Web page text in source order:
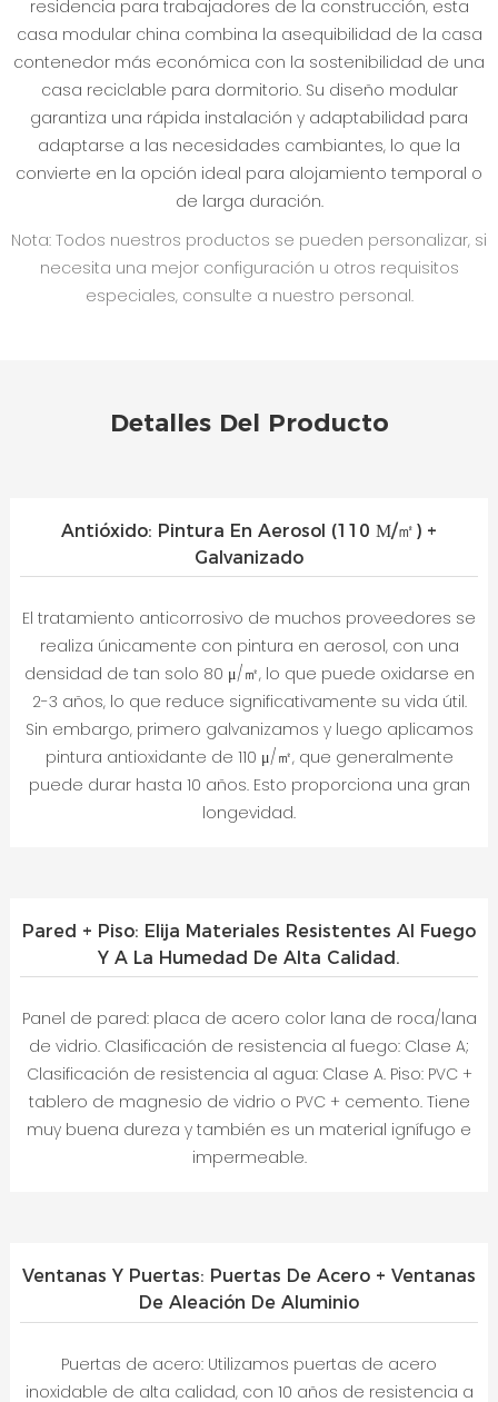
residencia para trabajadores de la construcción, esta
casa modular china combina la asequibilidad de la casa
contenedor más económica con la sostenibilidad de una
casa reciclable para dormitorio. Su diseño modular
garantiza una rápida instalación y adaptabilidad para
adaptarse a las necesidades cambiantes, lo que la
convierte en la opción ideal para alojamiento temporal o
de larga duración.
Nota: Todos nuestros productos se pueden personalizar, si
necesita una mejor configuración u otros requisitos
especiales, consulte a nuestro personal.
Detalles Del Producto
Pared + Piso: Elija Materiales Resistentes Al Fuego
Y A La Humedad De Alta Calidad.
Panel de pared: placa de acero color lana de roca/lana
de vidrio. Clasificación de resistencia al fuego: Clase A;
Clasificación de resistencia al agua: Clase A. Piso: PVC +
tablero de magnesio de vidrio o PVC + cemento. Tiene
muy buena dureza y también es un material ignífugo e
impermeable.
Antióxido: Pintura En Aerosol (110 Μ/㎡) +
Galvanizado
El tratamiento anticorrosivo de muchos proveedores se
realiza únicamente con pintura en aerosol, con una
densidad de tan solo 80 μ/㎡, lo que puede oxidarse en
2-3 años, lo que reduce significativamente su vida útil.
Sin embargo, primero galvanizamos y luego aplicamos
pintura antioxidante de 110 μ/㎡, que generalmente
puede durar hasta 10 años. Esto proporciona una gran
longevidad.
Ventanas Y Puertas: Puertas De Acero + Ventanas
De Aleación De Aluminio
Puertas de acero: Utilizamos puertas de acero
inoxidable de alta calidad, con 10 años de resistencia a